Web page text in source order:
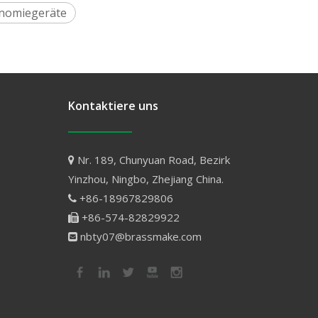
Kontaktiere uns
 Nr. 189, Chunyuan Road, Bezirk
Yinzhou, Ningbo, Zhejiang China.
 +86-18967829806
 +86-574-82829922
 nbty07@brassmake.com